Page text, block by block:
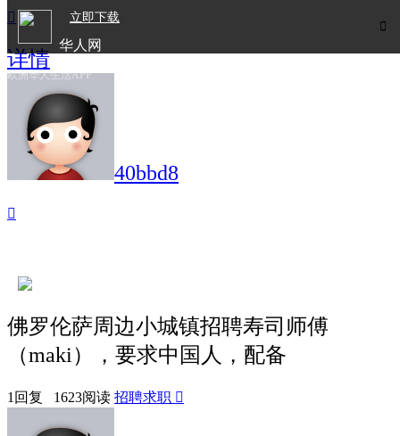

立即下载
华人网
欧洲华人生活APP

详情
40bbd8

佛罗伦萨周边小城镇招聘寿司师傅
（maki），要求中国人，配备
1回复 1623阅读 招聘求职 